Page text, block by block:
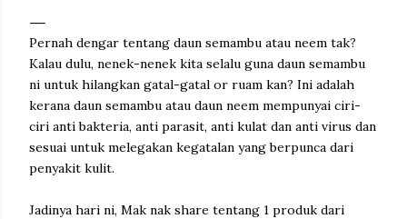
Pernah dengar tentang daun semambu atau neem tak?
Kalau dulu, nenek-nenek kita selalu guna daun semambu
ni untuk hilangkan gatal-gatal or ruam kan? Ini adalah
kerana daun semambu atau daun neem mempunyai ciri-
ciri anti bakteria, anti parasit, anti kulat dan anti virus dan
sesuai untuk melegakan kegatalan yang berpunca dari
penyakit kulit.
Jadinya hari ni, Mak nak share tentang 1 produk dari